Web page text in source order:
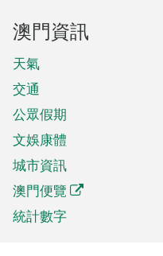
澳門資訊
天氣
交通
公眾假期
文娛康體
城市資訊
澳門便覽
統計數字